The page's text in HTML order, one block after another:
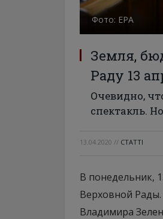
Фото: ЕРА
Земля,
Раду 13
Очевидно,
спектакль.
13.04.2020 // СТАТТІ
В понедельник,
Верховной
Владимира